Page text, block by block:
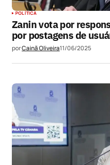
POLÍTICA
Zanin vota por
por postagens de
porCainã Oliveira11/06/2025